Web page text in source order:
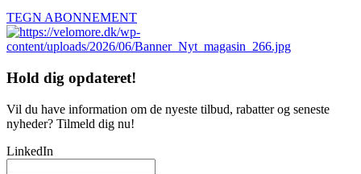
TEGN ABONNEMENT
Hold dig opdateret!
Vil du have information om de nyeste tilbud, rabatter og seneste
nyheder? Tilmeld dig nu!
LinkedIn